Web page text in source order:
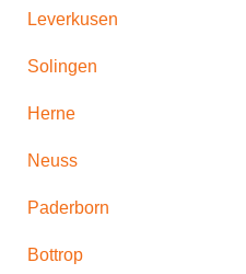
Leverkusen
Solingen
Herne
Neuss
Paderborn
Bottrop